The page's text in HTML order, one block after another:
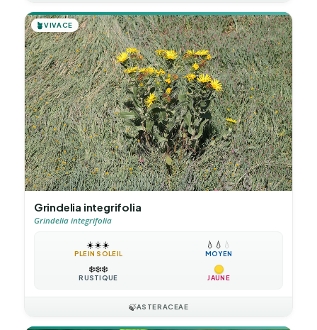
🪴VIVACE
Grindelia integrifolia
Grindelia integrifolia
☀️☀️☀️
PLEIN SOLEIL
💧 💧 💧
MOYEN
❄️❄️❄️
RUSTIQUE JAUNE
🍃ASTERACEAE